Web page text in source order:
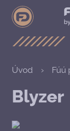
Úvod Fúú
Blyzer